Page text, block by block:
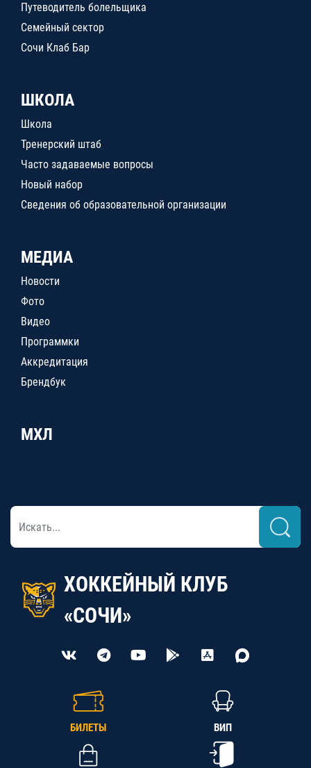
Путеводитель болельщика
Семейный сектор
Сочи Клаб Бар
ШКОЛА
Школа
Тренерский штаб
Часто задаваемые вопросы
Новый набор
Сведения об образовательной организации
МЕДИА
Новости
Фото
Видео
Программки
Аккредитация
Брендбук
МХЛ
ХОККЕЙНЫЙ КЛУБ
«СОЧИ»
БИЛЕТЫ ВИП